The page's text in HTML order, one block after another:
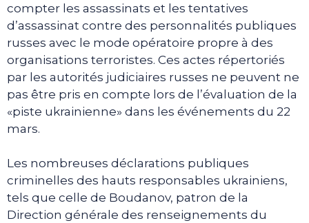
compter les assassinats et les tentatives
d’assassinat contre des personnalités publiques
russes avec le mode opératoire propre à des
organisations terroristes. Ces actes répertoriés
par les autorités judiciaires russes ne peuvent ne
pas être pris en compte lors de l’évaluation de la
«piste ukrainienne» dans les événements du 22
mars.
Les nombreuses déclarations publiques
criminelles des hauts responsables ukrainiens,
tels que celle de Boudanov, patron de la
Direction générale des renseignements du